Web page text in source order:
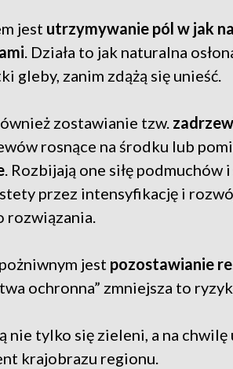
jest utrzymywanie pól w jak
. Działa to jak naturalna
gleby, zanim zdążą się unieść.
zostawianie tzw.
rosnące na środku lub
. Rozbijają one siłę
przez intensyfikację i
rozwiązania.
jest pozostawianie
ochronna” zmniejsza to
nie tylko się zieleni, a na
krajobrazu regionu.